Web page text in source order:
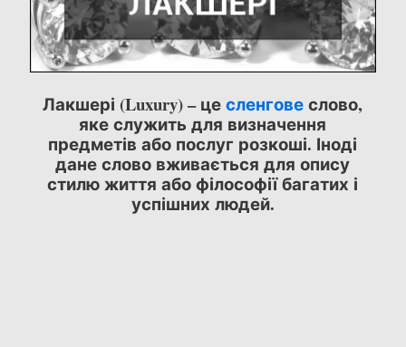
Лакшері (Luxury) – цесленговеслово,
яке служить для визначення
предметів або послуг розкоші. Іноді
дане слово вживається для опису
стилю життя або філософії багатих і
успішних людей.